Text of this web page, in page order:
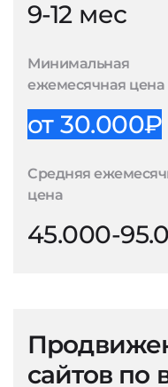
9-12 мес
Минимальная
ежемесячная цена
от 30.000₽
Средняя
цена
45.000-
сайтов по